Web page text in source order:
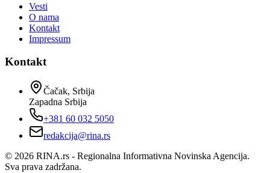
Vesti
O nama
Kontakt
Impressum
Kontakt
Čačak, Srbija
Zapadna Srbija
+381 60 032 5050
redakcija@rina.rs
© 2026 RINA.rs - Regionalna Informativna Novinska Agencija.
Sva prava zadržana.